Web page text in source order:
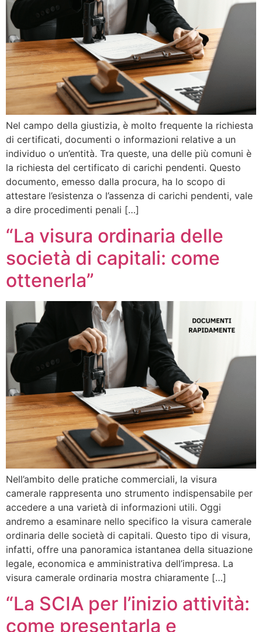
Nel campo della giustizia, è molto frequente la richiesta
di certificati, documenti o informazioni relative a un
individuo o un’entità. Tra queste, una delle più comuni è
la richiesta del certificato di carichi pendenti. Questo
documento, emesso dalla procura, ha lo scopo di
attestare l’esistenza o l’assenza di carichi pendenti, vale
a dire procedimenti penali […]
“La visura ordinaria delle
società di capitali: come
ottenerla”
Nell’ambito delle pratiche commerciali, la visura
camerale rappresenta uno strumento indispensabile per
accedere a una varietà di informazioni utili. Oggi
andremo a esaminare nello specifico la visura camerale
ordinaria delle società di capitali. Questo tipo di visura,
infatti, offre una panoramica istantanea della situazione
legale, economica e amministrativa dell’impresa. La
visura camerale ordinaria mostra chiaramente […]
“La SCIA per l’inizio attività:
come presentarla e